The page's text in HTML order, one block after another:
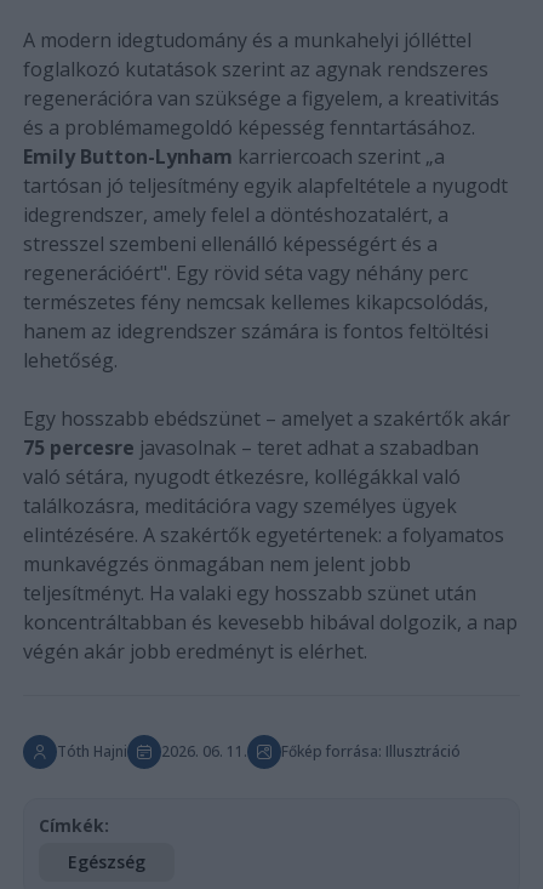
A modern idegtudomány és a munkahelyi jólléttel
foglalkozó kutatások szerint az agynak rendszeres
regenerációra van szüksége a figyelem, a kreativitás
és a problémamegoldó képesség fenntartásához.
Emily Button-Lynham karriercoach szerint „a
tartósan jó teljesítmény egyik alapfeltétele a nyugodt
idegrendszer, amely felel a döntéshozatalért, a
stresszel szembeni ellenálló képességért és a
regenerációért". Egy rövid séta vagy néhány perc
természetes fény nemcsak kellemes kikapcsolódás,
hanem az idegrendszer számára is fontos feltöltési
lehetőség.
Egy hosszabb ebédszünet – amelyet a szakértők akár
75 percesre javasolnak – teret adhat a szabadban
való sétára, nyugodt étkezésre, kollégákkal való
találkozásra, meditációra vagy személyes ügyek
elintézésére. A szakértők egyetértenek: a folyamatos
munkavégzés önmagában nem jelent jobb
teljesítményt. Ha valaki egy hosszabb szünet után
koncentráltabban és kevesebb hibával dolgozik, a nap
végén akár jobb eredményt is elérhet.
Tóth Hajni 2026. 06. 11. Főkép forrása: Illusztráció
Címkék:
Egészség